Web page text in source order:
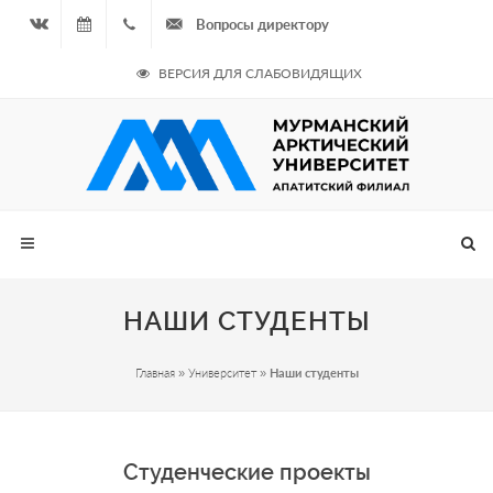
05.08.2026
- Чётная
неделя
964
687
Вопросы директору
ВЕРСИЯ ДЛЯ СЛАБОВИДЯЩИХ
НАШИ СТУДЕНТЫ
Главная» Университет» Наши студенты
Студенческие проекты